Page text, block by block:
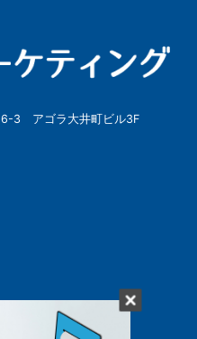
3 アゴラ大井町ビル3F